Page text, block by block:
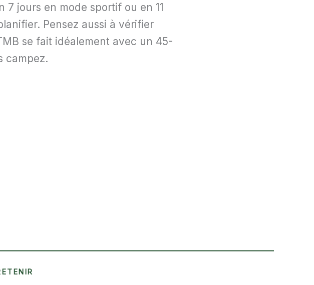
7 jours en mode sportif ou en 11
Pensez aussi à vérifier
se fait idéalement avec un 45-
campez.